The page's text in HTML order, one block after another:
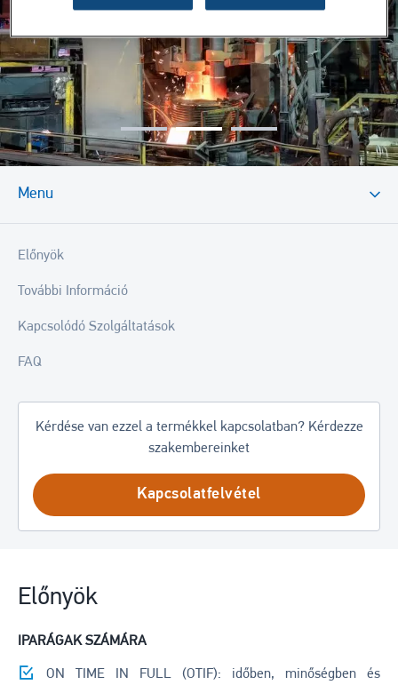
Menu
Előnyök
További Információ
Kapcsolódó Szolgáltatások
FAQ
Kérdése van ezzel a termékkel kapcsolatban? Kérdezze
szakembereinket
Kapcsolatfelvétel
Előnyök
IPARÁGAK SZÁMÁRA
ON TIME IN FULL (OTIF): időben, minőségben és